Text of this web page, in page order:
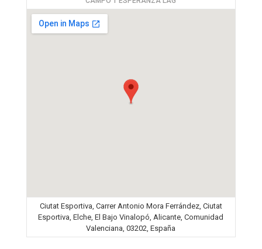
Ciutat Esportiva, Carrer Antonio Mora Ferrández, Ciutat
Esportiva, Elche, El Bajo Vinalopó, Alicante, Comunidad
Valenciana, 03202, España